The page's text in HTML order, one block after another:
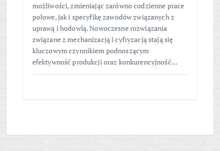
możliwości, zmieniając zarówno codzienne prace
polowe, jak i specyfikę zawodów związanych z
uprawą i hodowlą. Nowoczesne rozwiązania
związane z mechanizacją i cyfryzacją stają się
kluczowym czynnikiem podnoszącym
efektywność produkcji oraz konkurencyjność…